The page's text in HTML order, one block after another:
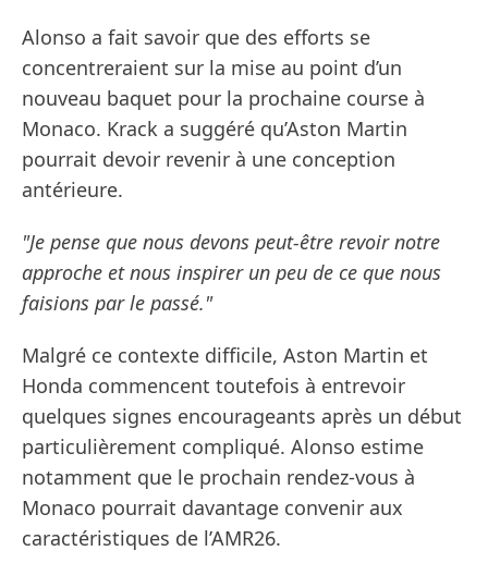
Alonso a fait savoir que des efforts se
concentreraient sur la mise au point d’un
nouveau baquet pour la prochaine course à
Monaco. Krack a suggéré qu’Aston Martin
pourrait devoir revenir à une conception
antérieure.
"Je pense que nous devons peut-être revoir notre
approche et nous inspirer un peu de ce que nous
faisions par le passé."
Malgré ce contexte difficile, Aston Martin et
Honda commencent toutefois à entrevoir
quelques signes encourageants après un début
particulièrement compliqué. Alonso estime
notamment que le prochain rendez-vous à
Monaco pourrait davantage convenir aux
caractéristiques de l’AMR26.